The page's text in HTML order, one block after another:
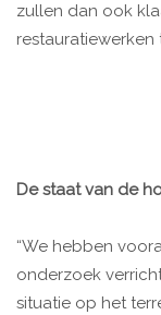
zullen dan ook
restauratiewerken
De staat van de
“We hebben
onderzoek
situatie op het